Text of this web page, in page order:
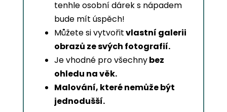
tenhle osobní dárek s nápadem
bude mít úspěch!
Můžete si vytvořitvlastní galerii
obrazů ze svých fotografií.
Je vhodné pro všechnybez
ohledu na věk.
Malování, které nemůže být
jednodušší.